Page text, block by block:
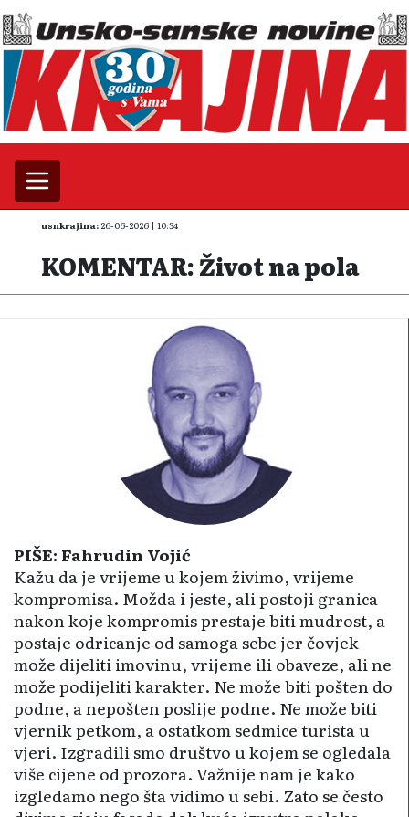
usnkrajina: 26-06-2026 | 10:34
KOMENTAR: Život na pola
PIŠE: Fahrudin Vojić
Kažu da je vrijeme u kojem živimo, vrijeme
kompromisa. Možda i jeste, ali postoji granica
nakon koje kompromis prestaje biti mudrost, a
postaje odricanje od samoga sebe jer čovjek
može dijeliti imovinu, vrijeme ili obaveze, ali ne
može podijeliti karakter. Ne može biti pošten do
podne, a nepošten poslije podne. Ne može biti
vjernik petkom, a ostatkom sedmice turista u
vjeri. Izgradili smo društvo u kojem se ogledala
više cijene od prozora. Važnije nam je kako
izgledamo nego šta vidimo u sebi. Zato se često